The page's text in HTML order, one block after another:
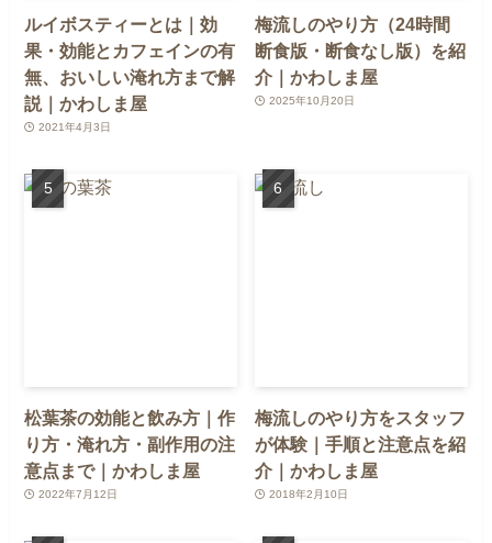
ルイボスティーとは｜効
果・効能とカフェインの有
無、おいしい淹れ方まで解
説｜かわしま屋
2021年4月3日
梅流しのやり方（24時間
断食版・断食なし版）を紹
介｜かわしま屋
2025年10月20日
松葉茶の効能と飲み方｜作
り方・淹れ方・副作用の注
意点まで｜かわしま屋
2022年7月12日
梅流しのやり方をスタッフ
が体験｜手順と注意点を紹
介｜かわしま屋
2018年2月10日